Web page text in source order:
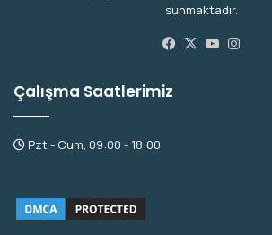
sunmaktadır.
Facebook
X YouTube
Çalışma Saatlerimiz
Pzt - Cum, 09:00 - 18:00